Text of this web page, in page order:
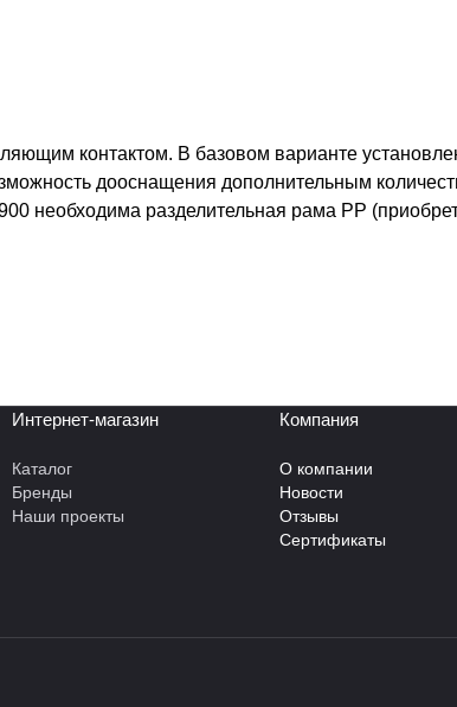
контактом. В базовом варианте
дооснащения дополнительным
необходима разделительная рама РР
Интернет-магазин
Каталог
Бренды
Наши проекты
Компания
О компании
Новости
Отзывы
Сертификаты